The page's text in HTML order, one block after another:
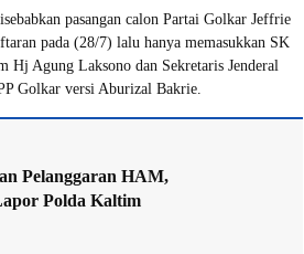
pasangan calon Partai Golkar Jeffrie
pada (28/7) lalu hanya memasukkan SK
Hj Agung Laksono dan Sekretaris Jenderal
Golkar versi Aburizal Bakrie.
Pelanggaran HAM,
Polda Kaltim